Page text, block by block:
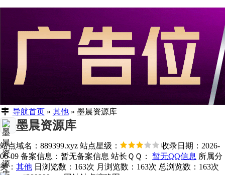
导航首页» 其他» 墨晨资源库
墨晨资源库
站点域名：889399.xyz 站点星级：
收录日期：2026-
06-09 备案信息： 暂无备案信息 站长ＱＱ： 暂无QQ信息 所属分
类： 其他 日浏览数：163次 月浏览数：163次 总浏览数：163次